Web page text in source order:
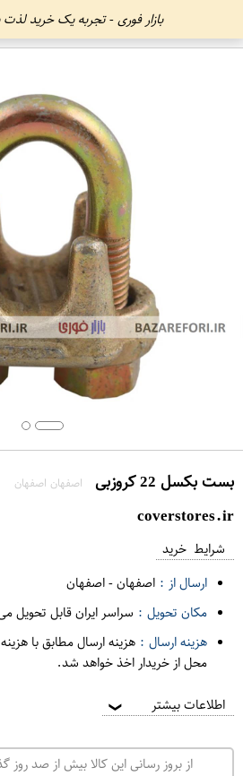
بازار فوری - تجربه یک خرید
بست بکسل 22 کروزبی اصفهان اصفهان
coverstores.ir
شرایط خرید
ارسال از : اصفهان-اصفهان
مکان تحویل : سراسر ایران قابل تحویل
هزینه ارسال : هزینه ارسال مطابق با
محل از خریدار اخذ خواهد شد.
اطلاعات بیشتر ❯
از بروز رسانی این کالا بیش از صد